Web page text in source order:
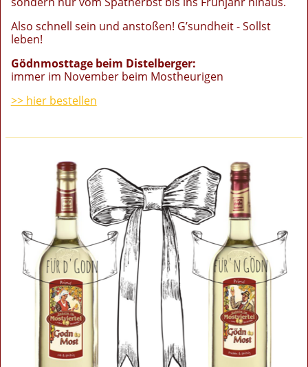
Also schnell sein und anstoßen! G’sundheit - Sollst
leben!
Gödnmosttage beim Distelberger:
immer im November beim Mostheurigen
>> hier bestellen